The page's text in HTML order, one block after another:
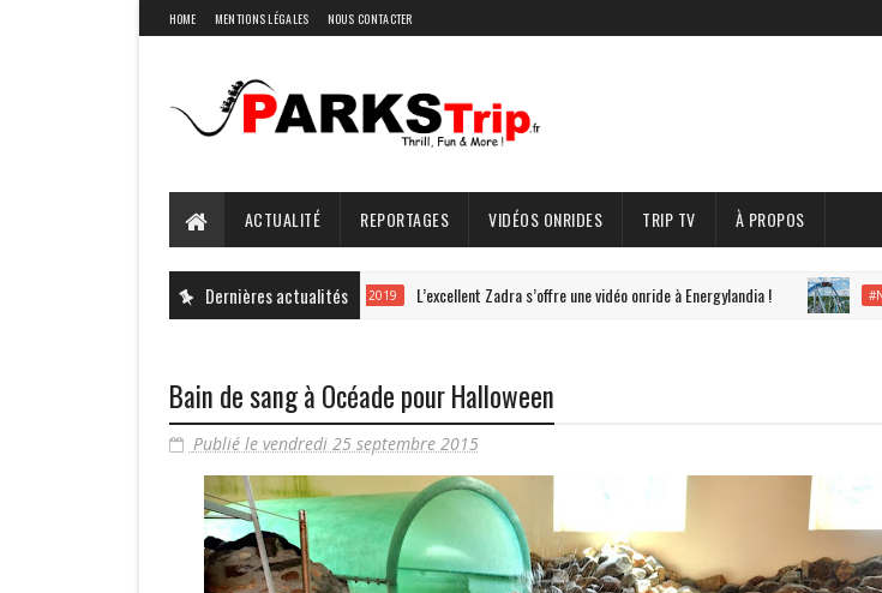
HOME MENTIONS LÉGALES NOUS CONTACTER
ACTUALITÉ REPORTAGES VIDÉOS ONRIDES TRIP TV À PROPOS
Dernières actualités
#NOUVEAUTÉ 2019 L’excellent Zadra s’offre une vidéo onride à Energylandia !
Bain de sang à Océade pour Halloween
Publié le vendredi 25 septembre 2015